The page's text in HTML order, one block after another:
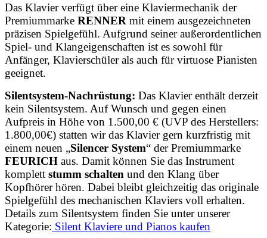
Das Klavier verfügt über eine Klaviermechanik der
Premiummarke RENNER mit einem ausgezeichneten
präzisen Spielgefühl. Aufgrund seiner außerordentlichen
Spiel- und Klangeigenschaften ist es sowohl für
Anfänger, Klavierschüler als auch für virtuose Pianisten
geeignet.
Silentsystem-Nachrüstung: Das Klavier enthält derzeit
kein Silentsystem. Auf Wunsch und gegen einen
Aufpreis in Höhe von 1.500,00 € (UVP des Herstellers:
1.800,00€) statten wir das Klavier gern kurzfristig mit
einem neuen „Silencer System“ der Premiummarke
FEURICH aus. Damit können Sie das Instrument
komplett stumm schalten und den Klang über
Kopfhörer hören. Dabei bleibt gleichzeitig das originale
Spielgefühl des mechanischen Klaviers voll erhalten.
Details zum Silentsystem finden Sie unter unserer
Kategorie: Silent Klaviere und Pianos kaufen